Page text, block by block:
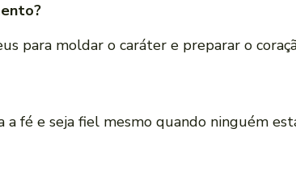
para moldar o caráter e preparar o
fé e seja fiel mesmo quando ninguém